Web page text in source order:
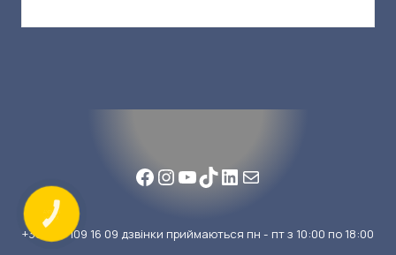
Facebook
Instagram
YouTube
TikTok
LinkedIn
Mail
+38 099 109 16 09 дзвінки приймаються пн - пт з 10:00 по 18:00
КНОПКА
ЗВ'ЯЗКУ